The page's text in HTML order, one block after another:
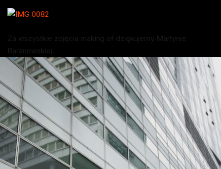
Za wszystkie zdjęcia making of dziękujemy Martynie
Baranowskiej.